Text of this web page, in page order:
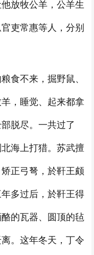
放牧公羊，公羊生
吏常惠等人，分别
食不来，掘野鼠、
，睡觉、起来都拿
脱尽。一共过了
海上打猎。苏武擅
正弓弩，於靬王颇
多过后，於靬王得
的瓦器、圆顶的毡
。这年冬天，丁令